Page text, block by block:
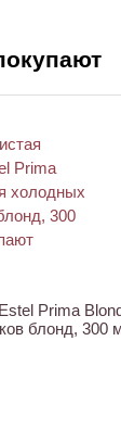
Prima
блонд, 300